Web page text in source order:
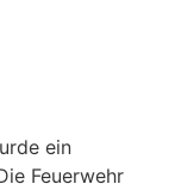
ein
Feuerwehr